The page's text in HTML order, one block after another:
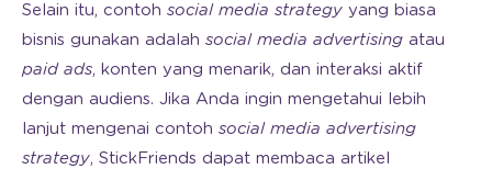
Selain itu, contoh social media strategy yang biasa
bisnis gunakan adalah social media advertising atau
paid ads, konten yang menarik, dan interaksi aktif
dengan audiens. Jika Anda ingin mengetahui lebih
lanjut mengenai contoh social media advertising
strategy, StickFriends dapat membaca artikel